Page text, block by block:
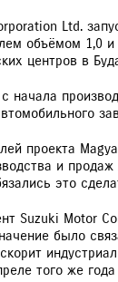
Ltd.
объёмом 1,0
центров в
начала
проекта
и
это
Suzuki Motor
было
того же